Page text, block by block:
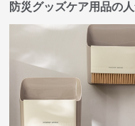
防災グッズケア用品の